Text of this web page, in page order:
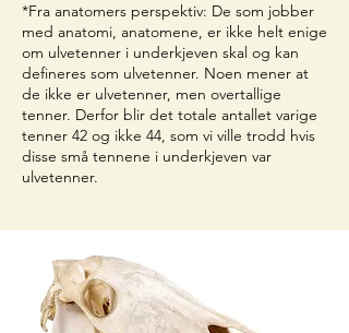
*Fra anatomers perspektiv: De som jobber
med anatomi, anatomene, er ikke helt enige
om ulvetenner i underkjeven skal og kan
defineres som ulvetenner. Noen mener at
de ikke er ulvetenner, men overtallige
tenner. Derfor blir det totale antallet varige
tenner 42 og ikke 44, som vi ville trodd hvis
disse små tennene i underkjeven var
ulvetenner.